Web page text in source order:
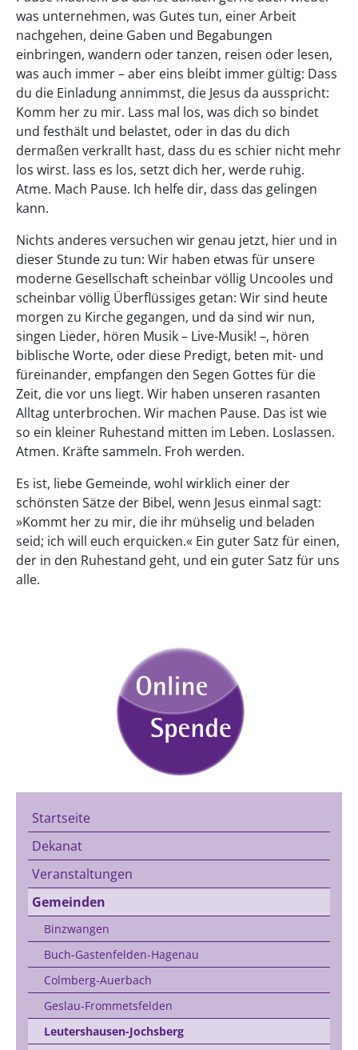
was unternehmen, was Gutes tun, einer Arbeit
nachgehen, deine Gaben und Begabungen
einbringen, wandern oder tanzen, reisen oder lesen,
was auch immer – aber eins bleibt immer gültig: Dass
du die Einladung annimmst, die Jesus da ausspricht:
Komm her zu mir. Lass mal los, was dich so bindet
und festhält und belastet, oder in das du dich
dermaßen verkrallt hast, dass du es schier nicht mehr
los wirst. lass es los, setzt dich her, werde ruhig.
Atme. Mach Pause. Ich helfe dir, dass das gelingen
kann.
Nichts anderes versuchen wir genau jetzt, hier und in
dieser Stunde zu tun: Wir haben etwas für unsere
moderne Gesellschaft scheinbar völlig Uncooles und
scheinbar völlig Überflüssiges getan: Wir sind heute
morgen zu Kirche gegangen, und da sind wir nun,
singen Lieder, hören Musik – Live-Musik! –, hören
biblische Worte, oder diese Predigt, beten mit- und
füreinander, empfangen den Segen Gottes für die
Zeit, die vor uns liegt. Wir haben unseren rasanten
Alltag unterbrochen. Wir machen Pause. Das ist wie
so ein kleiner Ruhestand mitten im Leben. Loslassen.
Atmen. Kräfte sammeln. Froh werden.
Es ist, liebe Gemeinde, wohl wirklich einer der
schönsten Sätze der Bibel, wenn Jesus einmal sagt:
»Kommt her zu mir, die ihr mühselig und beladen
seid; ich will euch erquicken.« Ein guter Satz für einen,
der in den Ruhestand geht, und ein guter Satz für uns
alle.
Startseite
Dekanat
Veranstaltungen
Gemeinden
Binzwangen
Buch-Gastenfelden-Hagenau
Colmberg-Auerbach
Geslau-Frommetsfelden
Leutershausen-Jochsberg